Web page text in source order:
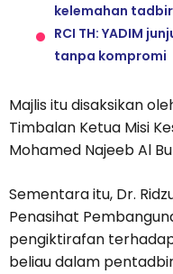
kelemahan tadbir
RCI TH: YADIM
tanpa kompromi
Majlis itu disaksikan
Timbalan Ketua Misi
Mohamed Najeeb Al
Sementara itu, Dr.
Penasihat
pengiktirafan
beliau dalam